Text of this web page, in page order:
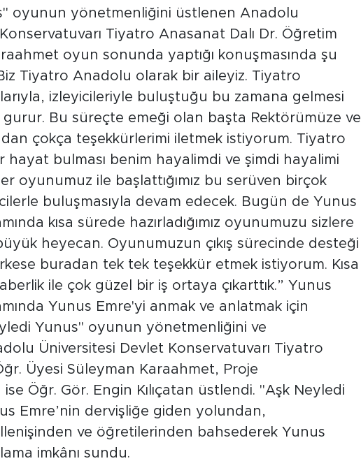
oyunun yönetmenliğini üstlenen Anadolu
Tiyatro Anasanat Dalı Dr. Öğretim
oyun sonunda yaptığı konuşmasında şu
Tiyatro Anadolu olarak bir aileyiz. Tiyatro
izleyicileriyle buluştuğu bu zamana gelmesi
gurur. Bu süreçte emeği olan başta Rektörümüze ve
çokça teşekkürlerimi iletmek istiyorum. Tiyatro
hayat bulması benim hayalimdi ve şimdi hayalimi
oyunumuz ile başlattığımız bu serüven birçok
buluşmasıyla devam edecek. Bugün de Yunus
kısa sürede hazırladığımız oyunumuzu sizlere
heyecan. Oyunumuzun çıkış sürecinde desteği
buradan tek tek teşekkür etmek istiyorum. Kısa
ile çok güzel bir iş ortaya çıkarttık.” Yunus
Yunus Emre'yi anmak ve anlatmak için
Yunus" oyunun yönetmenliğini ve
Üniversitesi Devlet Konservatuvarı Tiyatro
Üyesi Süleyman Karaahmet, Proje
Öğr. Gör. Engin Kılıçatan üstlendi. "Aşk Neyledi
Emre’nin dervişliğe giden yolundan,
ve öğretilerinden bahsederek Yunus
imkânı sundu.